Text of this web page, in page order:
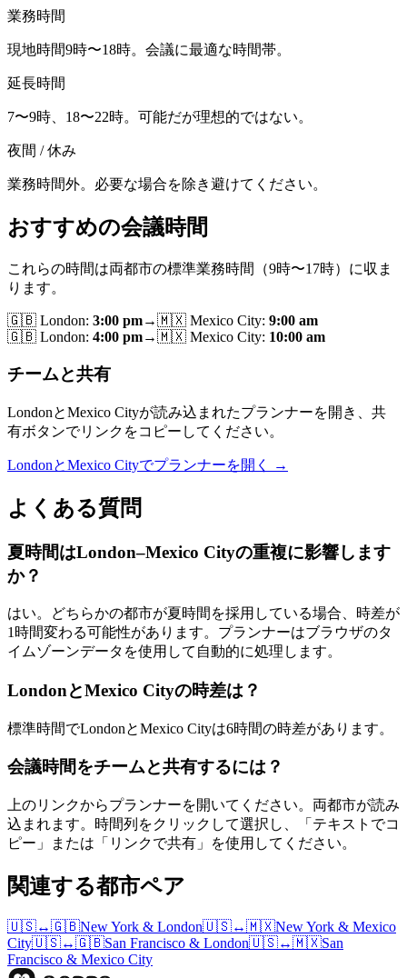
業務時間
現地時間9時〜18時。会議に最適な時間帯。
延長時間
7〜9時、18〜22時。可能だが理想的ではない。
夜間 / 休み
業務時間外。必要な場合を除き避けてください。
おすすめの会議時間
これらの時間は両都市の標準業務時間（9時〜17時）に収ま
ります。
🇬🇧 London: 3:00 pm→🇲🇽 Mexico City: 9:00 am
🇬🇧 London: 4:00 pm→🇲🇽 Mexico City: 10:00 am
チームと共有
LondonとMexico Cityが読み込まれたプランナーを開き、共
有ボタンでリンクをコピーしてください。
LondonとMexico Cityでプランナーを開く →
よくある質問
夏時間はLondon–Mexico Cityの重複に影響します
か？
はい。どちらかの都市が夏時間を採用している場合、時差が
1時間変わる可能性があります。プランナーはブラウザのタ
イムゾーンデータを使用して自動的に処理します。
LondonとMexico Cityの時差は？
標準時間でLondonとMexico Cityは6時間の時差があります。
会議時間をチームと共有するには？
上のリンクからプランナーを開いてください。両都市が読み
込まれます。時間列をクリックして選択し、「テキストでコ
ピー」または「リンクで共有」を使用してください。
関連する都市ペア
🇺🇸↔🇬🇧New York & London🇺🇸↔🇲🇽New York & Mexico
City🇺🇸↔🇬🇧San Francisco & London🇺🇸↔🇲🇽San
Francisco & Mexico City